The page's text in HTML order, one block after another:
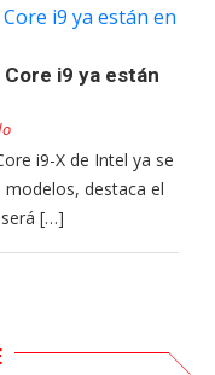
i9 ya están
i9-X de Intel ya se
destaca el
[…]